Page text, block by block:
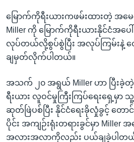
ရှာဖွေ
နေရာ
ရန်
ဘာသာစကားများ
မြောက်ကိုရီးယားကဖမ်းထားတဲ့ အမေ
Miller ကို မြောက်ကိုရီးယားနိုင်ငံအ
လုပ်တယ်လို့စွပ်စွဲပြီး အလုပ်ကြမ်းနဲ့ ထ
ချမှတ်လိုက်ပါတယ်။
အသက် ၂၀ အရွယ် Miller ဟာ ပြီးခဲ့
ရီးယား လူဝင်မှုကြီးကြပ်ရေးရှေ့မှာ
ဆုတ်ဖြဲပစ်ပြီး နိုင်ငံရေးခိုလှုံခွင့် တော
ပိုင်း အကျဉ်းရုံးတရားခွင်မှာ Miller
အလားအလာကိုလည်း ပယ်ချခဲ့ပါတ